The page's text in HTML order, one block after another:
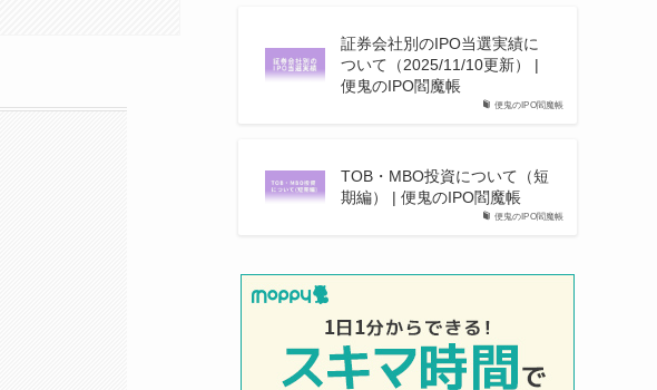
便鬼のIPO閻魔帳
証券会社別のIPO当選実績に
ついて（2025/11/10更新） |
便鬼のIPO閻魔帳
便鬼のIPO閻魔帳
TOB・MBO投資について（短
期編） | 便鬼のIPO閻魔帳